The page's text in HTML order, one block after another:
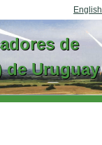
English
de
de Uruguay